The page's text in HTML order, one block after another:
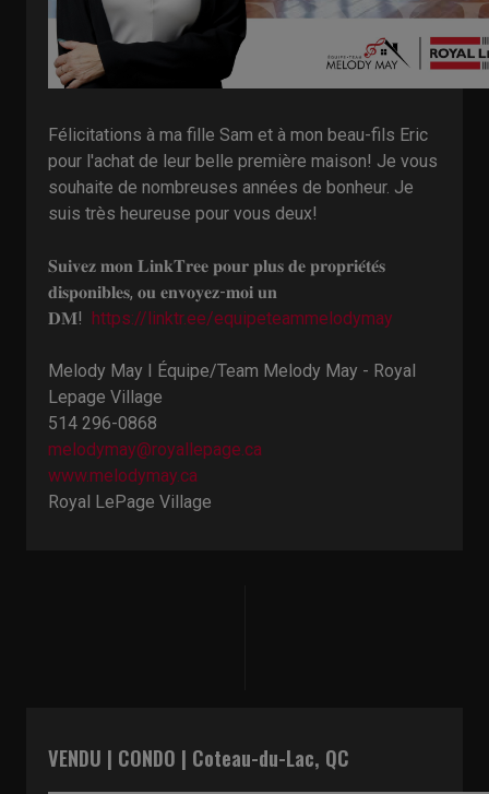
Félicitations à ma fille Sam et à mon beau-fils Eric
pour l'achat de leur belle première maison! Je vous
souhaite de nombreuses années de bonheur. Je
suis très heureuse pour vous deux!
𝐒𝐮𝐢𝐯𝐞𝐳 𝐦𝐨𝐧 𝐋𝐢𝐧𝐤𝐓𝐫𝐞𝐞 𝐩𝐨𝐮𝐫 𝐩𝐥𝐮𝐬 𝐝𝐞 𝐩𝐫𝐨𝐩𝐫𝐢𝐞́𝐭𝐞́𝐬
𝐝𝐢𝐬𝐩𝐨𝐧𝐢𝐛𝐥𝐞𝐬, 𝐨𝐮 𝐞𝐧𝐯𝐨𝐲𝐞𝐳-𝐦𝐨𝐢 𝐮𝐧
𝐃𝐌! https://linktr.ee/equipeteammelodymay
Melody May I Équipe/Team Melody May - Royal
Lepage Village
514 296-0868
melodymay@royallepage.ca
www.melodymay.ca
Royal LePage Village
VENDU | CONDO | Coteau-du-Lac, QC